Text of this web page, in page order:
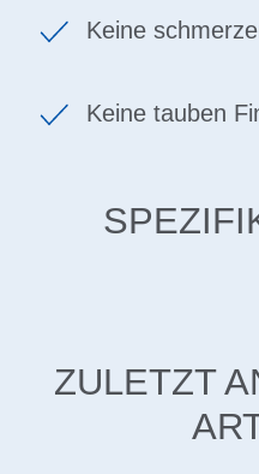
Keine
Keine tauben
ZULETZT